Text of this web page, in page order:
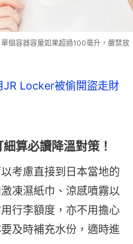
個容器容量如果超過100毫升，嚴禁放
JR Locker被偷開盜走財
算必讀降溫對策！
考慮直接到日本當地的
凍濕紙巾、涼感噴霧以
行李額度，亦不用擔心
及時補充水份，適時進